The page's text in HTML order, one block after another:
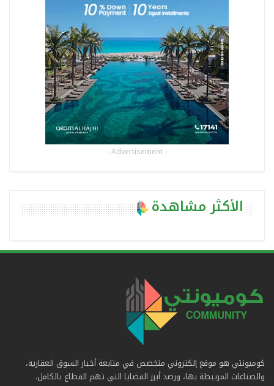
- Advertisement -
الأكثر مشاهدة
كوميونتي هو موقع إلكتروني متخصص في متابعة أخبار السوق العقارية،
والصناعات المرتبطة بها، ورصد أبرز القضايا التي تهم القطاع بالكامل.